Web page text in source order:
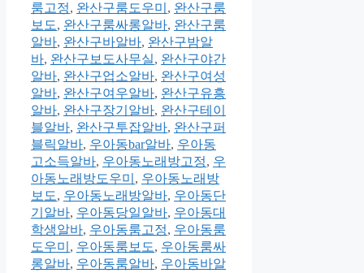
룸고정, 완산구룸도우미 , 완산구룸
보도, 완산구룸싸롱알바, 완산구룸
알바, 완산구바알바, 완산구밤알
바, 완산구보도사무실, 완산구야간
알바, 완산구업소알바, 완산구여성
알바, 완산구여우알바, 완산구유흥
알바, 완산구장기알바, 완산구테이
블알바, 완산구투잡알바, 완산구퍼
블릭알바, 우아동bar알바, 우아동
고소득알바, 우아동노래방고정, 우
아동노래방도우미 , 우아동노래방
보도, 우아동노래방알바, 우아동단
기알바, 우아동당일알바, 우아동대
학생알바, 우아동룸고정, 우아동룸
도우미 , 우아동룸보도, 우아동룸싸
롱알바, 우아동룸알바, 우아동바알